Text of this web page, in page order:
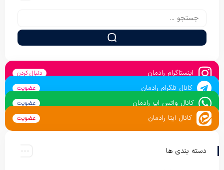
اینستاگرام رادمان دنبال کردن
کانال تلگرام رادمان عضویت
کانال واتس اپ رادمان عضویت
کانال ایتا رادمان عضویت
دسته بندی ها